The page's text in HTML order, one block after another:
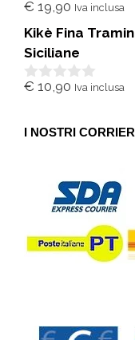
0
u
5
€ 19,90 Iva inclusa
Kikè Fina
Siciliane
0
5
€ 10,90 Iva inclusa
I NOSTRI